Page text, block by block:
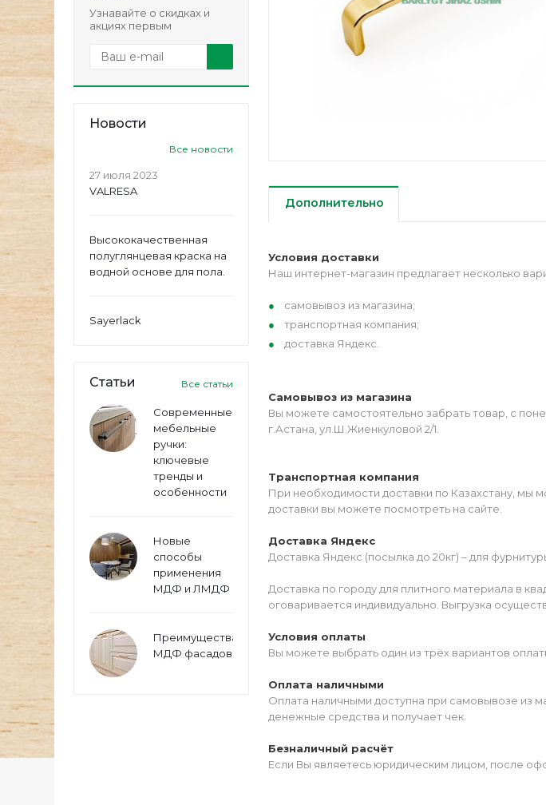
Узнавайте о скидках и
акциях первым
Новости
Все новости
27 июля 2023
VALRESA
Высококачественная
полуглянцевая краска на
водной основе для пола.
Sayerlack
Статьи Все статьи
Современные
мебельные
ручки:
ключевые
тренды и
особенности
Новые
способы
применения
МДФ и ЛМДФ
Преимущества
МДФ фасадов
Дополнительно
Условия доставки
Наш интернет-магазин предлагает несколько
самовывоз из магазина;
транспортная компания;
доставка Яндекс.
Самовывоз из магазина
Вы можете самостоятельно забрать товар, с
г.Астана, ул.Ш.Жиенкуловой 2/1.
Транспортная компания
При необходимости доставки по Казахстану, мы
доставки вы можете посмотреть на сайте.
Доставка Яндекс
Доставка Яндекс (посылка до 20кг) – для
Доставка по городу для плитного материала в
оговаривается индивидуально. Выгрузка
Условия оплаты
Вы можете выбрать один из трёх вариантов
Оплата наличными
Оплата наличными доступна при самовывозе из
денежные средства и получает чек.
Безналичный расчёт
Если Вы являетесь юридическим лицом, после